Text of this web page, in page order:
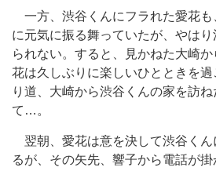
一方、渋谷くんにフラれた愛花も
に元気に振る舞っていたが、やは
られない。すると、見かねた大崎
花は久しぶりに楽しいひとときを
り道、大崎から渋谷くんの家を訪
て…。
翌朝、愛花は意を決して渋谷くん
るが、その矢先、響子から電話が